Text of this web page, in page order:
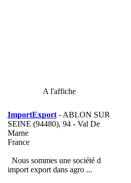
A l'affiche
ImportExport- ABLON SUR
SEINE (94480), 94 - Val De
Marne
France
Nous sommes une société d
import export dans agro ...